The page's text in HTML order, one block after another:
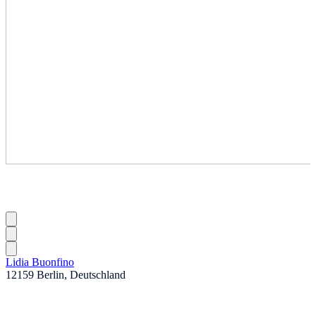
Lidia Buonfino
12159 Berlin, Deutschland